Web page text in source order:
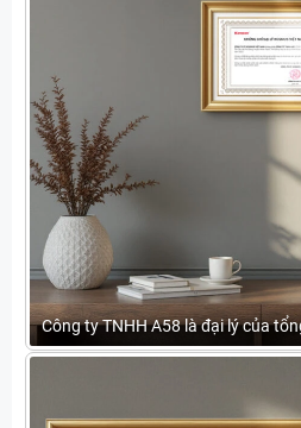
Công ty TNHH A58 là đại lý của